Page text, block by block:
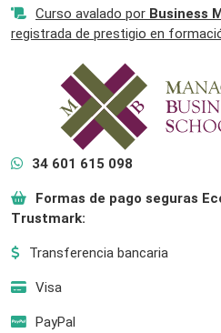
Curso avalado por Business
registrada de prestigio en
34 601 615 098
Formas de pago seguras
Trustmark:
Transferencia bancaria
Visa
PayPal